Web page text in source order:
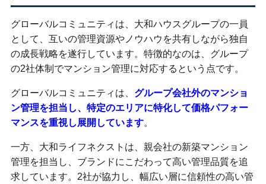
グローバルコミュニティは、大和ハウスグループの一員
として、互いの管理資源やノウハウを共有しながら独自
の成長戦略を遂行しています。特徴的なのは、グループ
の2社体制でマンション管理に対応するという点です。
グローバルコミュニティは、 グループ会社外のマンショ
ン管理を担当し、特定のエリアに特化して価格パフォー
マンスを重視し展開しています。
一方、大和ライフネクストは、親会社の新築マンション
管理を担当し、ブランドにこだわって高い管理品質を追
求しています。2社が協力し、幅広い層に信頼性の高い管